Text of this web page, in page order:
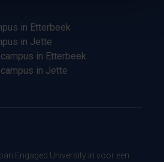
in Etterbeek
in Jette
in Etterbeek
in Jette
Engaged University in voor een